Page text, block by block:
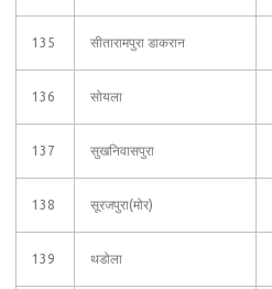
135 सीतारामपुरा डाकरान
136 सोयला
137 सुखनिवासपुरा
138 सूरजपुरा(मोर)
139 थडोला